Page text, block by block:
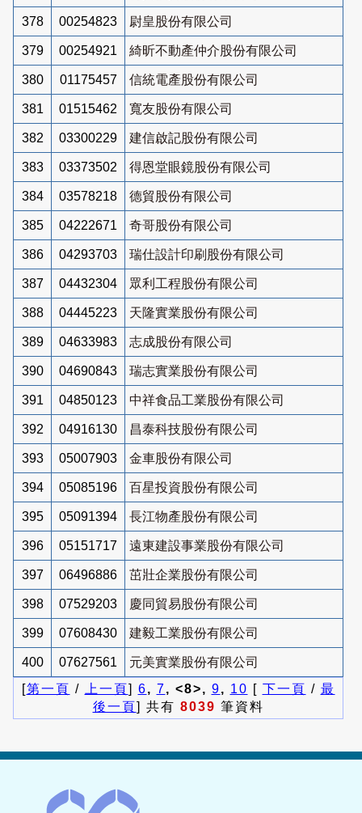
378 00254823 尉皇股份有限公司
379 00254921 綺昕不動產仲介股份有限公司
380 01175457 信統電產股份有限公司
381 01515462 寬友股份有限公司
382 03300229 建信啟記股份有限公司
383 03373502 得恩堂眼鏡股份有限公司
384 03578218 德貿股份有限公司
385 04222671 奇哥股份有限公司
386 04293703 瑞仕設計印刷股份有限公司
387 04432304 眾利工程股份有限公司
388 04445223 天隆實業股份有限公司
389 04633983 志成股份有限公司
390 04690843 瑞志實業股份有限公司
391 04850123 中祥食品工業股份有限公司
392 04916130 昌泰科技股份有限公司
393 05007903 金車股份有限公司
394 05085196 百星投資股份有限公司
395 05091394 長江物產股份有限公司
396 05151717 遠東建設事業股份有限公司
397 06496886 茁壯企業股份有限公司
398 07529203 慶同貿易股份有限公司
399 07608430 建毅工業股份有限公司
400 07627561
元美實業股份有限公司
[第一頁 / 上一頁] 6, 7, <8>, 9, 10 [ 下一頁 / 最
後一頁] 共有 8039 筆資料